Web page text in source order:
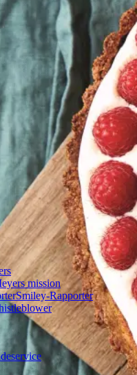
bærtærte
med bagt
bagt
mandel
opskrift
mission
Smiley-Rapporter